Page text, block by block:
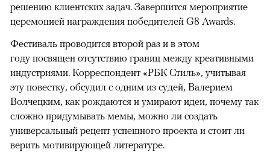
решению клиентских задач. Завершится мероприятие
церемонией награждения победителей G8 Awards.
Фестиваль проводится второй раз и в этом
году посвящен отсутствию границ между креативными
индустриями. Корреспондент «РБК Стиль», учитывая
эту повестку, обсудил с одним из судей, Валерием
Волчецким, как рождаются и умирают идеи, почему так
сложно придумывать мемы, можно ли создать
универсальный рецепт успешного проекта и стоит ли
верить мотивирующей литературе.